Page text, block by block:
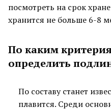
посмотреть на срок
хранится не больше 6-8
По каким
определить
По составу станет
плавится. Среди